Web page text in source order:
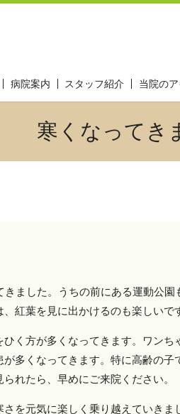
病院案内 スタッフ紹介 当院の
寒くなってき
ました。うちの前にある運動公園
紅葉を見に出かけるのも楽しいで
く方が多くなってきます。ワンち
多くなってきます。特に高齢の子
れたら、早めにご来院ください。
を元気に楽しく乗り越えていきま